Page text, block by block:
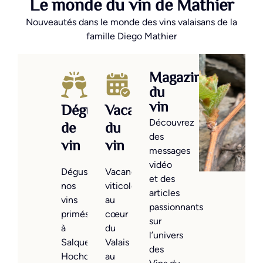
Le monde du vin de Mathier
Nouveautés dans le monde des vins valaisans de la
famille Diego Mathier
Actualités
Mathier
vignerons
Salons
événements
Venez
nous
rendre
lors
l’une
des
nombreuses
foires
Dégustations
de
vin
Dégustez
nos
vins
primés
à
Salquenen,
Hochdorf
Vacances
du
vin
Vacances
viticoles
au
cœur
du
Valais
au
Magazine
du
vin
Découvrez
des
messages
vidéo
et des
articles
passionnants
sur
l’univers
des